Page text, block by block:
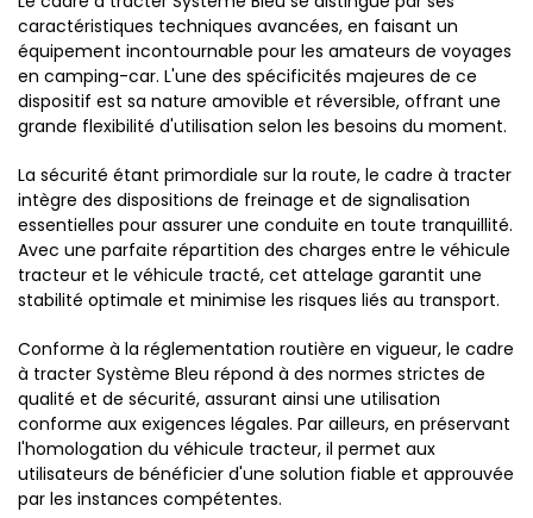
caractéristiques techniques avancées, en faisant un
équipement incontournable pour les amateurs de voyages
en camping-car. L'une des spécificités majeures de ce
dispositif est sa nature amovible et réversible, offrant une
grande flexibilité d'utilisation selon les besoins du moment.
La sécurité étant primordiale sur la route, le cadre à tracter
intègre des dispositions de freinage et de signalisation
essentielles pour assurer une conduite en toute tranquillité.
Avec une parfaite répartition des charges entre le véhicule
tracteur et le véhicule tracté, cet attelage garantit une
stabilité optimale et minimise les risques liés au transport.
Conforme à la réglementation routière en vigueur, le cadre
à tracter Système Bleu répond à des normes strictes de
qualité et de sécurité, assurant ainsi une utilisation
conforme aux exigences légales. Par ailleurs, en préservant
l'homologation du véhicule tracteur, il permet aux
utilisateurs de bénéficier d'une solution fiable et approuvée
par les instances compétentes.